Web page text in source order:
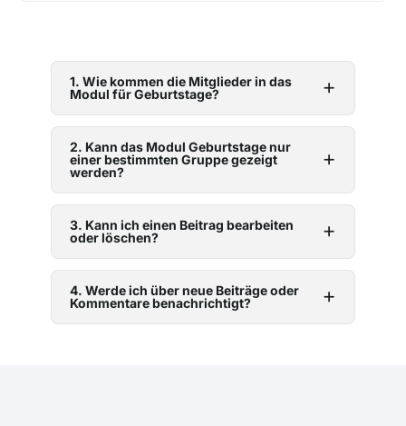
1. Wie kommen die Mitglieder in das
Modul für Geburtstage?
2. Kann das Modul Geburtstage nur
einer bestimmten Gruppe gezeigt
werden?
3. Kann ich einen Beitrag bearbeiten
oder löschen?
4. Werde ich über neue Beiträge oder
Kommentare benachrichtigt?